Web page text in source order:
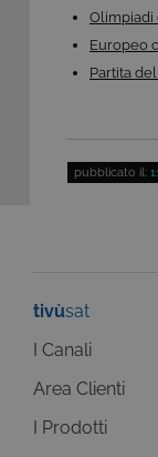
Olimpiadi
Europeo
Partita
pubblicato il:
tivùsat
I Canali
Area Clienti
I Prodotti